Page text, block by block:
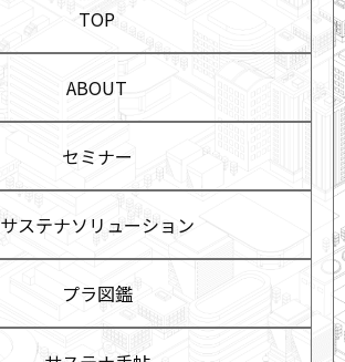
TOP
ABOUT
セミナー
サステナソリューション
プラ図鑑